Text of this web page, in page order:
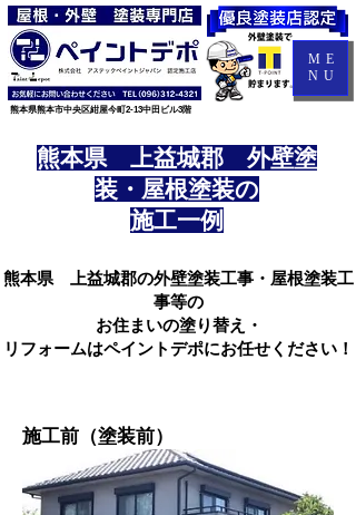
​熊本県熊本市中央区紺屋今町2-13中田ビル3階
ME
NU
熊本県 上益城郡 外壁塗
装・屋根塗装の
施工一例
熊本県 上益城郡の外壁塗装工事・屋根塗装工
事等の
お住まいの塗り替え・
リフォームはペイントデポにお任せください！
施工前（塗装前）